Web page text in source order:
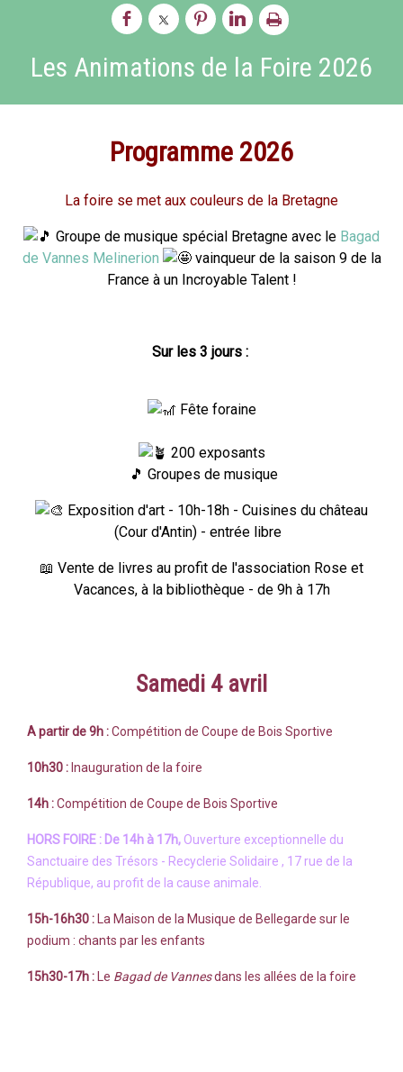
Les Animations de la Foire 2026
Programme 2026
La foire se met aux couleurs de la Bretagne
Groupe de musique spécial Bretagne avec le Bagad
de Vannes Melinerion
vainqueur de la saison 9 de la
France à un Incroyable Talent !
Sur les 3 jours :
Fête foraine
200 exposants
🎵 Groupes de musique
Exposition d'art - 10h-18h - Cuisines du château
(Cour d'Antin) - entrée libre
📖 Vente de livres au profit de l'association Rose et
Vacances, à la bibliothèque - de 9h à 17h
Samedi 4 avril
A partir de 9h :Compétition deCoupe de Bois Sportive
10h30 : Inauguration de la foire
14h :Compétition de Coupe de Bois Sportive
HORS FOIRE : De 14h à 17h, Ouverture exceptionnelle du
Sanctuaire des Trésors - Recyclerie Solidaire , 17 rue de la
République, au profit de la cause animale.
15h-16h30 : La Maison de la Musique de Bellegarde sur le
podium : chants par les enfants
15h30-17h : Le Bagad de Vannesdans les allées de la foire